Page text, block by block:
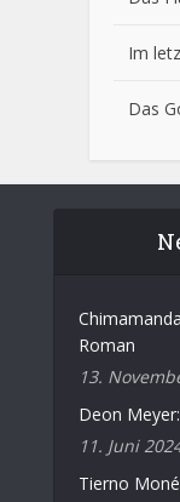
Im
Das
Roman
13.
Deon
11. Juni
Tierno